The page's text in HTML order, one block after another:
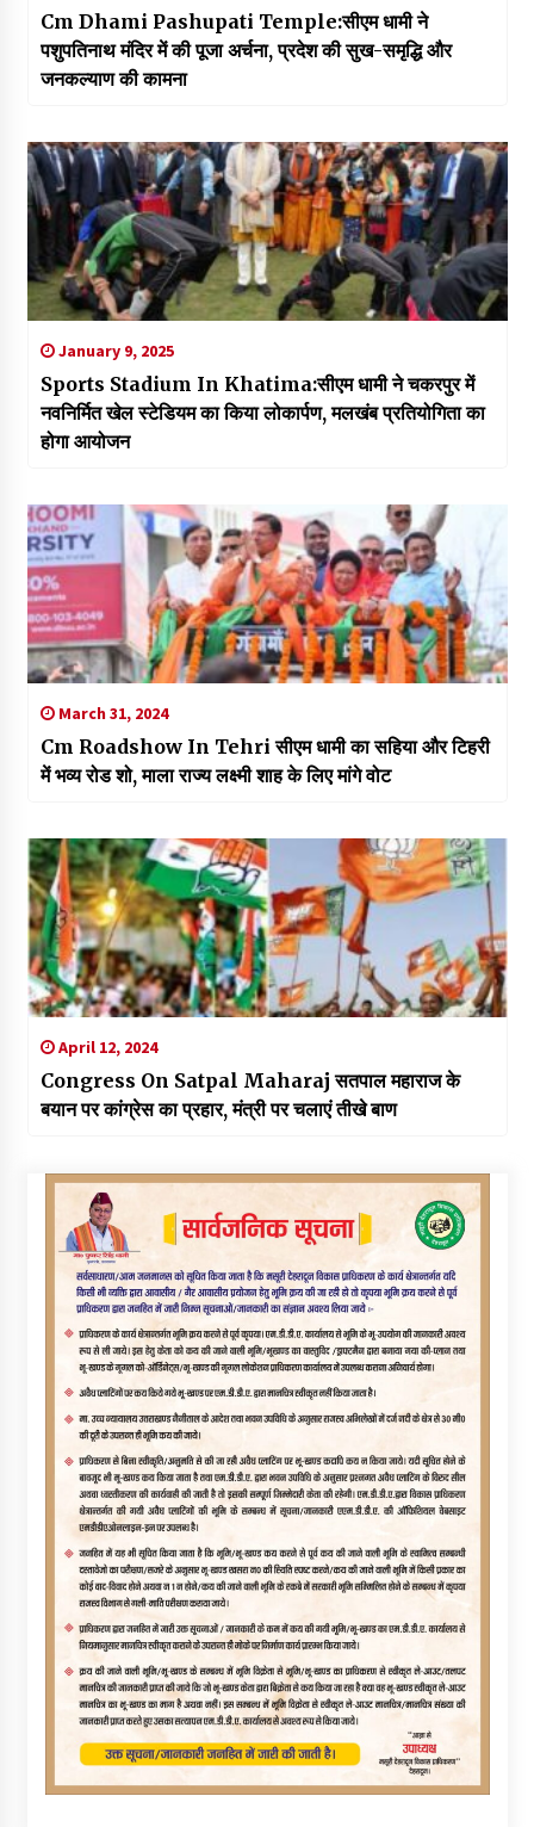
Cm Dhami Pashupati Temple:सीएम धामी ने
पशुपतिनाथ मंदिर में की पूजा अर्चना, प्रदेश की सुख-समृद्धि और
जनकल्याण की कामना
January 9, 2025
Sports Stadium In Khatima:सीएम धामी ने चकरपुर में
नवनिर्मित खेल स्टेडियम का किया लोकार्पण, मलखंब प्रतियोगिता का
होगा आयोजन
March 31, 2024
Cm Roadshow In Tehri सीएम धामी का सहिया और टिहरी
में भव्य रोड शो, माला राज्य लक्ष्मी शाह के लिए मांगे वोट
April 12, 2024
Congress On Satpal Maharaj सतपाल महाराज के
बयान पर कांग्रेस का प्रहार, मंत्री पर चलाएं तीखे बाण